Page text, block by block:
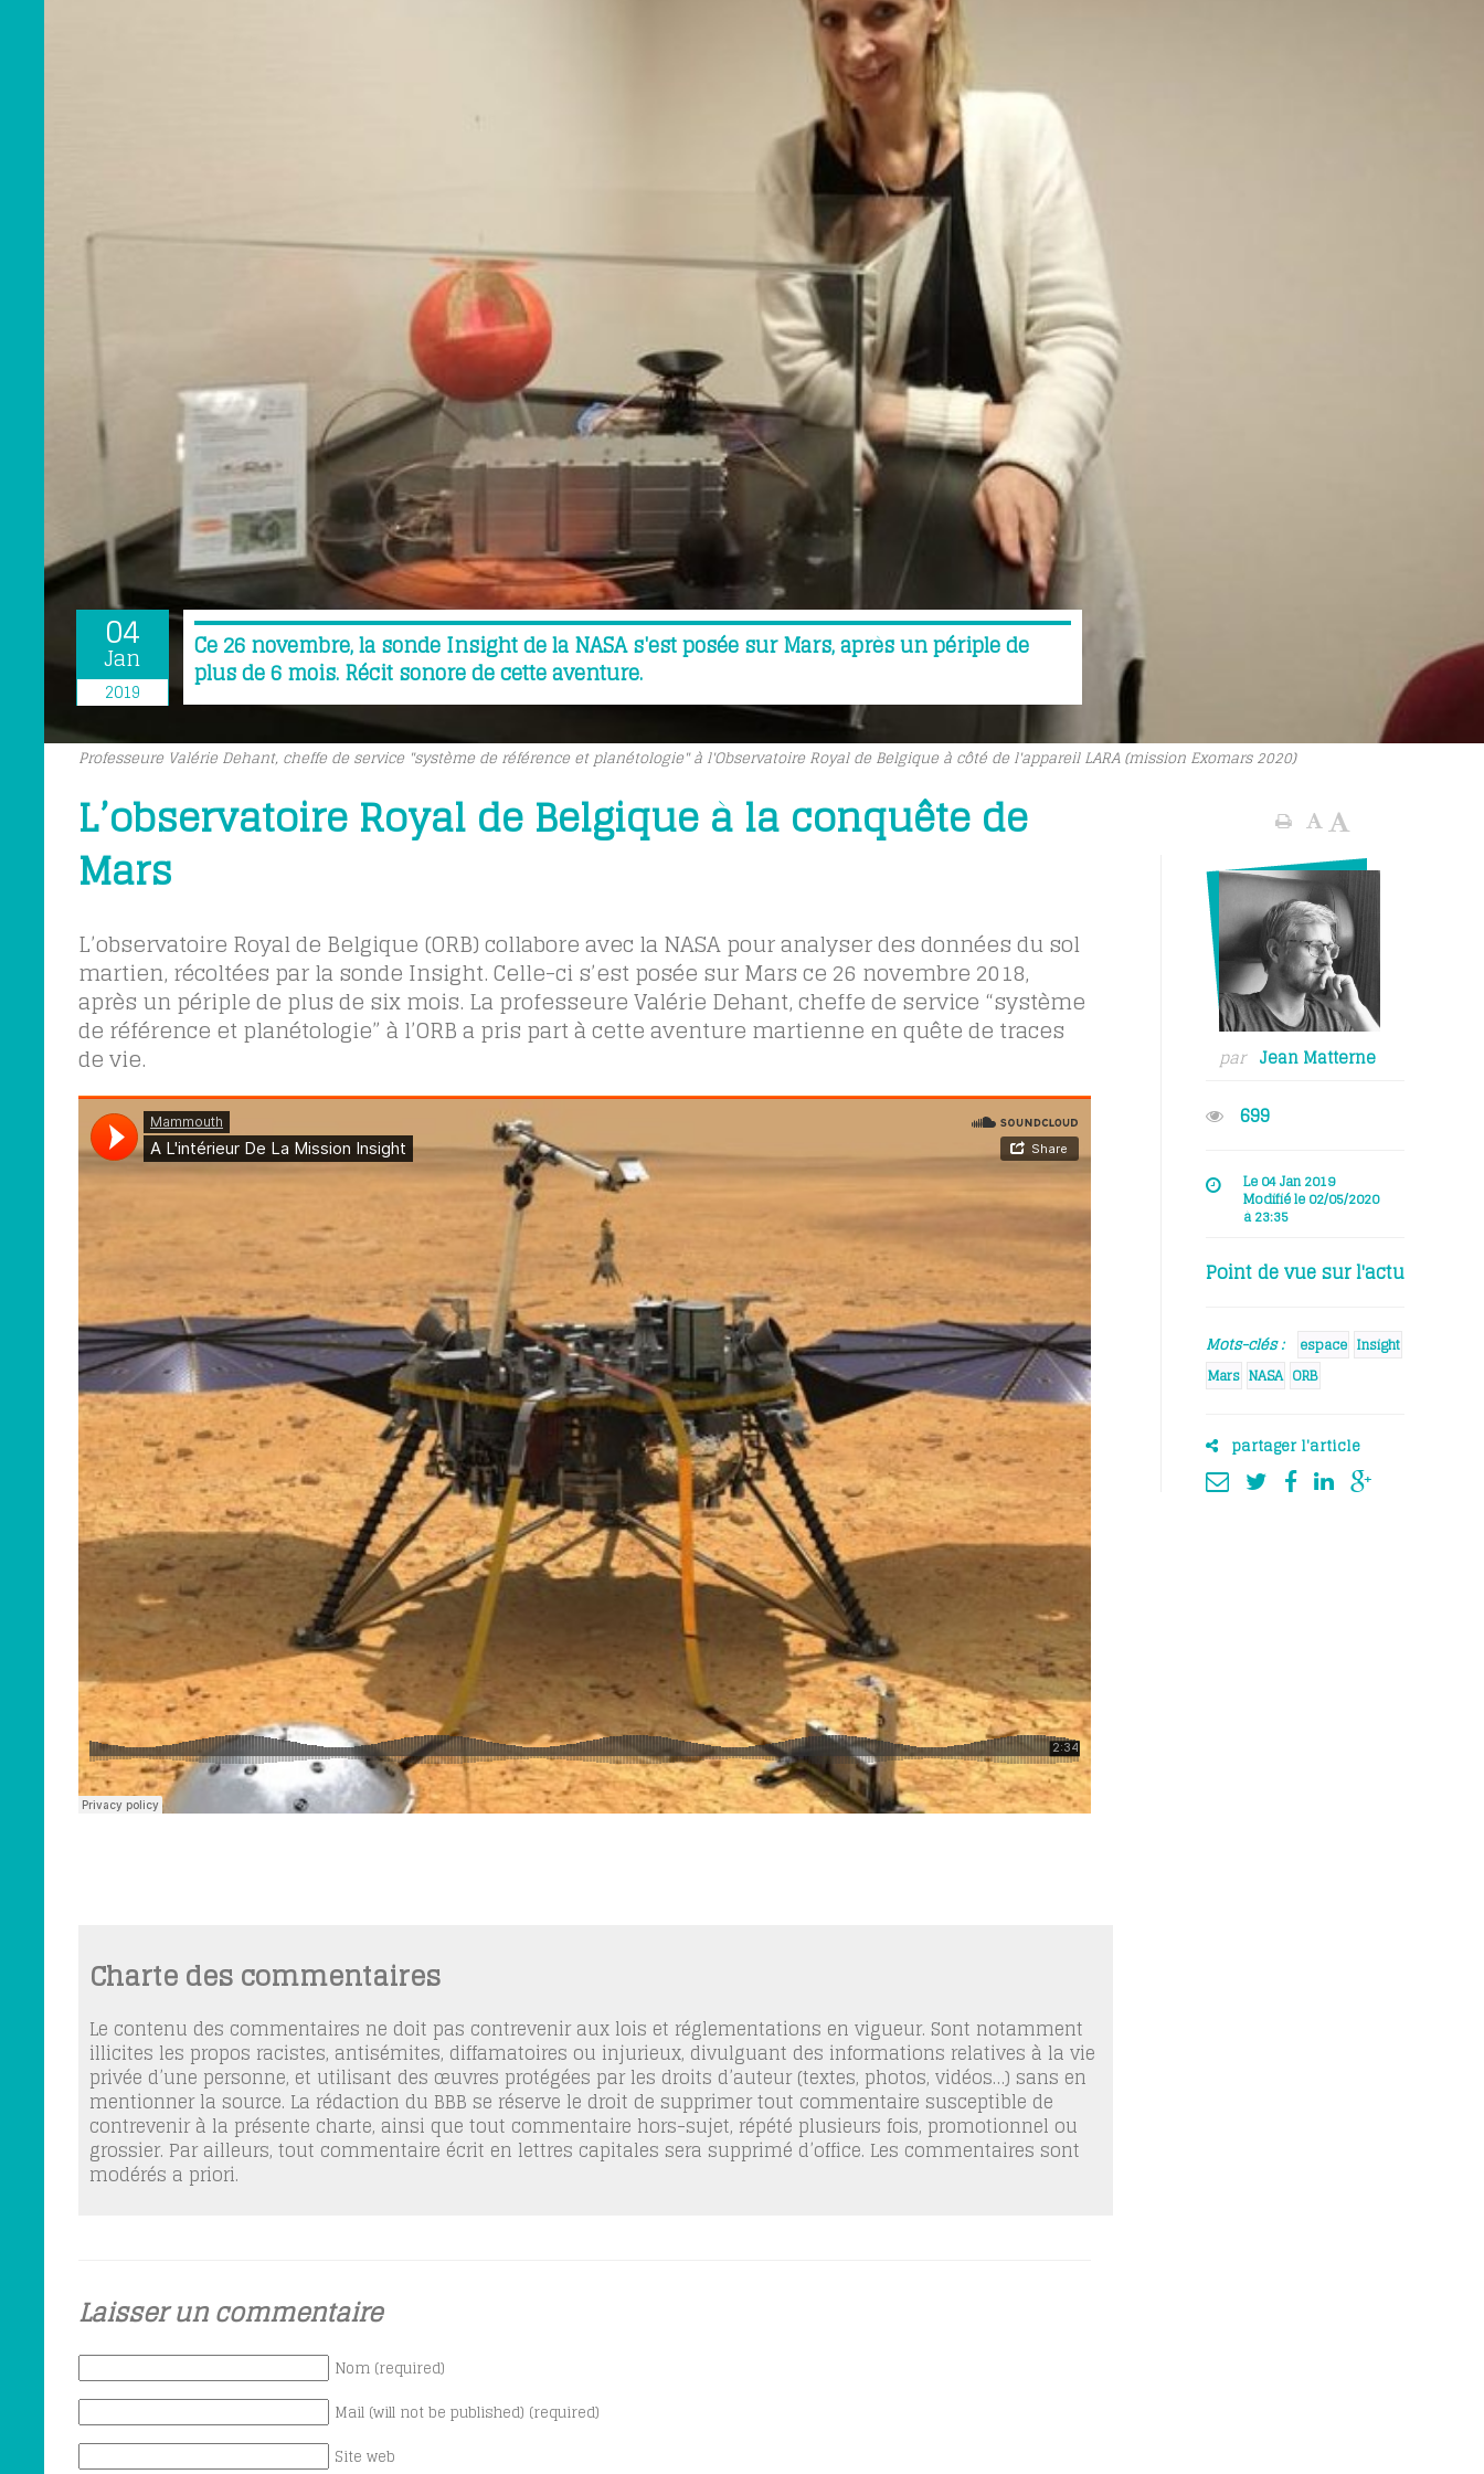
04
Jan
2019
Ce 26 novembre, la sonde Insight de la NASA s'est posée sur Mars, après un périple de
plus de 6 mois. Récit sonore de cette aventure.
Professeure Valérie Dehant, cheffe de service "système de référence et planétologie" à l'Observatoire Royal de Belgique à côté de l'appareil LARA (mission Exomars 2020)
L’observatoire Royal de Belgique à la conquête de
Mars
L’observatoire Royal de Belgique (ORB) collabore avec la NASA pour analyser des données du sol
martien, récoltées par la sonde Insight. Celle-ci s’est posée sur Mars ce 26 novembre 2018,
après un périple de plus de six mois. La professeure Valérie Dehant, cheffe de service “système
de référence et planétologie” à l’ORB a pris part à cette aventure martienne en quête de traces
de vie.
Charte des commentaires
Le contenu des commentaires ne doit pas contrevenir aux lois et réglementations en vigueur. Sont notamment
illicites les propos racistes, antisémites, diffamatoires ou injurieux, divulguant des informations relatives à la vie
privée d’une personne, et utilisant des œuvres protégées par les droits d’auteur (textes, photos, vidéos…) sans en
mentionner la source. La rédaction du BBB se réserve le droit de supprimer tout commentaire susceptible de
contrevenir à la présente charte, ainsi que tout commentaire hors-sujet, répété plusieurs fois, promotionnel ou
grossier. Par ailleurs, tout commentaire écrit en lettres capitales sera supprimé d’office. Les commentaires sont
modérés a priori.
Laisser un commentaire
Nom (required)
Mail (will not be published) (required)
Site web
par Jean Matterne
699
Le 04 Jan 2019
Modifié le 02/05/2020
à 23:35
Point de vue sur l'actu
Mots-clés : espace Insight
Mars NASA ORB
partager l'article